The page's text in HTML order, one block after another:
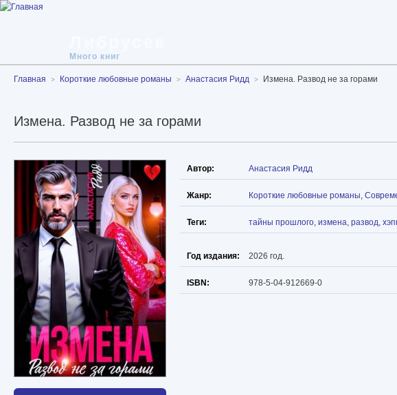
Много книг
Главная Короткие любовные романы Анастасия Ридд Измена. Развод не за горами
Измена. Развод не за горами
Автор: Анастасия Ридд
Жанр: Короткие любовные романы,
Теги: тайны прошлого, измена, развод,
Год издания: 2026 год.
ISBN: 978-5-04-912669-0